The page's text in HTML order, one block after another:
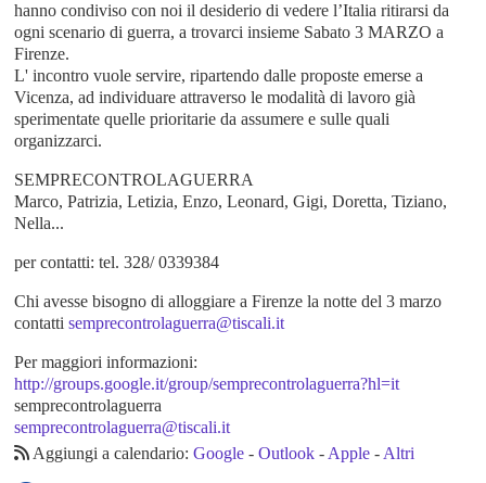
hanno condiviso con noi il desiderio di vedere l’Italia ritirarsi da
ogni scenario di guerra, a trovarci insieme Sabato 3 MARZO a
Firenze.
L' incontro vuole servire, ripartendo dalle proposte emerse a
Vicenza, ad individuare attraverso le modalità di lavoro già
sperimentate quelle prioritarie da assumere e sulle quali
organizzarci.
SEMPRECONTROLAGUERRA
Marco, Patrizia, Letizia, Enzo, Leonard, Gigi, Doretta, Tiziano,
Nella...
per contatti: tel. 328/ 0339384
Chi avesse bisogno di alloggiare a Firenze la notte del 3 marzo
contatti semprecontrolaguerra@tiscali.it
Per maggiori informazioni:
http://groups.google.it/group/semprecontrolaguerra?hl=it
semprecontrolaguerra
semprecontrolaguerra@tiscali.it
Aggiungi a calendario: Google- Outlook- Apple- Altri